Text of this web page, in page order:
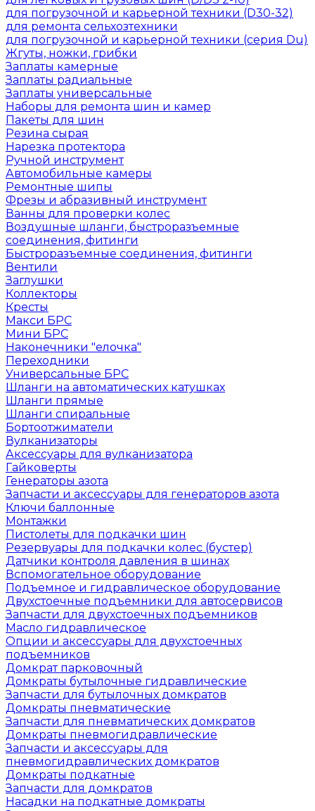
для погрузочной и карьерной техники (D30-32)
для ремонта сельхозтехники
для погрузочной и карьерной техники (серия Du)
Жгуты, ножки, грибки
Заплаты камерные
Заплаты радиальные
Заплаты универсальные
Наборы для ремонта шин и камер
Пакеты для шин
Резина сырая
Нарезка протектора
Ручной инструмент
Автомобильные камеры
Ремонтные шипы
Фрезы и абразивный инструмент
Ванны для проверки колес
Воздушные шланги, быстроразъемные
соединения, фитинги
Быстроразъемные соединения, фитинги
Вентили
Заглушки
Коллекторы
Кресты
Макси БРС
Мини БРС
Наконечники "елочка"
Переходники
Универсальные БРС
Шланги на автоматических катушках
Шланги прямые
Шланги спиральные
Бортоотжиматели
Вулканизаторы
Аксессуары для вулканизатора
Гайковерты
Генераторы азота
Запчасти и аксессуары для генераторов азота
Ключи баллонные
Монтажки
Пистолеты для подкачки шин
Резервуары для подкачки колес (бустер)
Датчики контроля давления в шинах
Вспомогательное оборудование
Подъемное и гидравлическое оборудование
Двухстоечные подъемники для автосервисов
Запчасти для двухстоечных подъемников
Масло гидравлическое
Опции и аксессуары для двухстоечных
подъемников
Домкрат парковочный
Домкраты бутылочные гидравлические
Запчасти для бутылочных домкратов
Домкраты пневматические
Запчасти для пневматических домкратов
Домкраты пневмогидравлические
Запчасти и аксессуары для
пневмогидравлических домкратов
Домкраты подкатные
Запчасти для домкратов
Насадки на подкатные домкраты